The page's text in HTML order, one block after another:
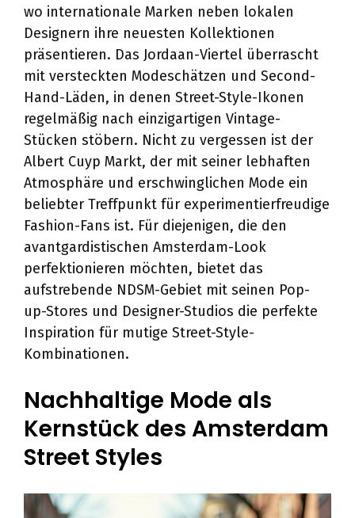
wo internationale Marken neben lokalen
Designern ihre neuesten Kollektionen
präsentieren. Das Jordaan-Viertel überrascht
mit versteckten Modeschätzen und Second-
Hand-Läden, in denen Street-Style-Ikonen
regelmäßig nach einzigartigen Vintage-
Stücken stöbern. Nicht zu vergessen ist der
Albert Cuyp Markt, der mit seiner lebhaften
Atmosphäre und erschwinglichen Mode ein
beliebter Treffpunkt für experimentierfreudige
Fashion-Fans ist. Für diejenigen, die den
avantgardistischen Amsterdam-Look
perfektionieren möchten, bietet das
aufstrebende NDSM-Gebiet mit seinen Pop-
up-Stores und Designer-Studios die perfekte
Inspiration für mutige Street-Style-
Kombinationen.
Nachhaltige Mode als
Kernstück des Amsterdam
Street Styles